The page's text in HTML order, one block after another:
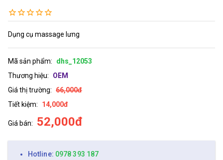
Dụng cụ massage lưng
Mã sản phẩm:
dhs_12053
Thương hiệu:
OEM
Giá thị trường: 66,000đ
Tiết kiệm:
14,000đ
Giá bán: 52,000đ
Hotline: 0978 393 187